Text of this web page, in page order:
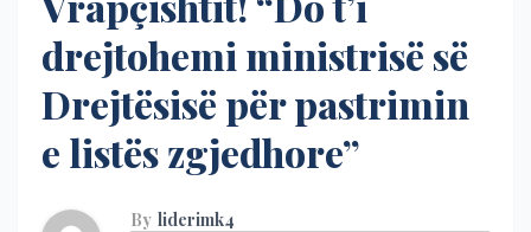
drejtohemi ministrisë së
Drejtësisë për pastrimin
e listës zgjedhore”
By liderimk4